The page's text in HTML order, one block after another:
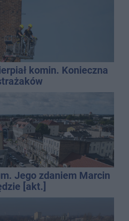
komin. Konieczna
Jego zdaniem Marcin
[akt.]